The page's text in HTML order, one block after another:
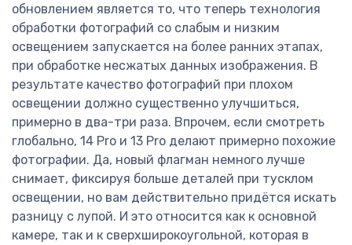
обновлением является то, что теперь технология
обработки фотографий со слабым и низким
освещением запускается на более ранних этапах,
при обработке несжатых данных изображения. В
результате качество фотографий при плохом
освещении должно существенно улучшиться,
примерно в два-три раза. Впрочем, если смотреть
глобально, 14 Pro и 13 Pro делают примерно похожие
фотографии. Да, новый флагман немного лучше
снимает, фиксируя больше деталей при тусклом
освещении, но вам действительно придётся искать
разницу с лупой. И это относится как к основной
камере, так и к сверхширокоугольной, которая в